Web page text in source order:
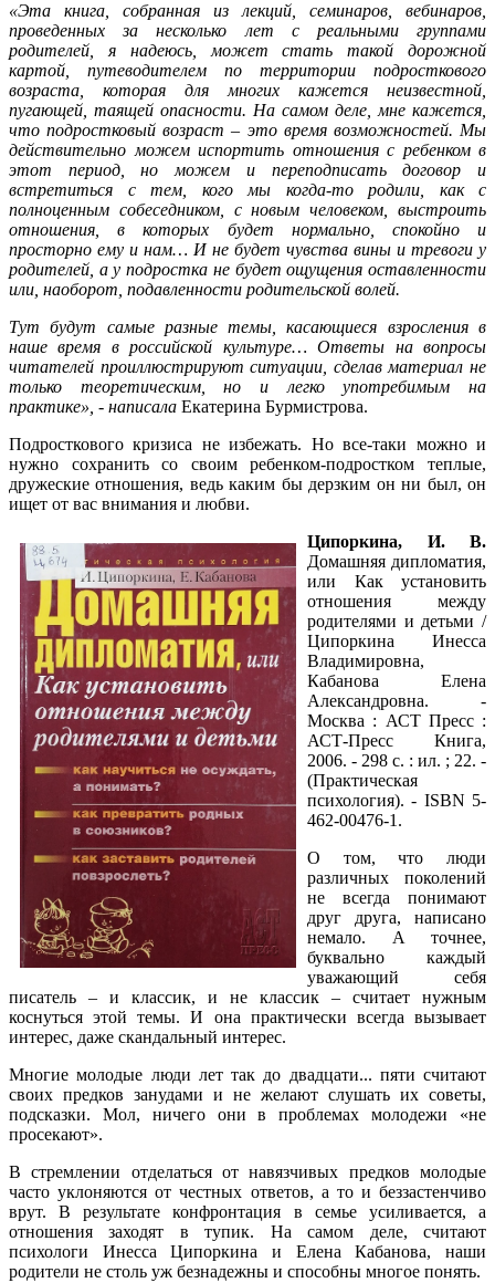
«Эта книга, собранная из лекций, семинаров, вебинаров,
проведенных за несколько лет с реальными группами
родителей, я надеюсь, может стать такой дорожной
картой, путеводителем по территории подросткового
возраста, которая для многих кажется неизвестной,
пугающей, таящей опасности. На самом деле, мне кажется,
что подростковый возраст – это время возможностей. Мы
действительно можем испортить отношения с ребенком в
этот период, но можем и переподписать договор и
встретиться с тем, кого мы когда-то родили, как с
полноценным собеседником, с новым человеком, выстроить
отношения, в которых будет нормально, спокойно и
просторно ему и нам… И не будет чувства вины и тревоги у
родителей, а у подростка не будет ощущения оставленности
или, наоборот, подавленности родительской волей.
Тут будут самые разные темы, касающиеся взросления в
наше время в российской культуре… Ответы на вопросы
читателей проиллюстрируют ситуации, сделав материал не
только теоретическим, но и легко употребимым на
практике», - написала Екатерина Бурмистрова.
Подросткового кризиса не избежать. Но все-таки можно и
нужно сохранить со своим ребенком-подростком теплые,
дружеские отношения, ведь каким бы дерзким он ни был, он
ищет от вас внимания и любви.
Ципоркина, И. В.
Домашняя дипломатия,
или Как установить
отношения между
родителями и детьми /
Ципоркина Инесса
Владимировна,
Кабанова Елена
Александровна. -
Москва : АСТ Пресс :
АСТ-Пресс Книга,
2006. - 298 с. : ил. ; 22. -
(Практическая
психология). - ISBN 5-
462-00476-1.
О том, что люди
различных поколений
не всегда понимают
друг друга, написано
немало. А точнее,
буквально каждый
уважающий себя
писатель – и классик, и не классик – считает нужным
коснуться этой темы. И она практически всегда вызывает
интерес, даже скандальный интерес.
Многие молодые люди лет так до двадцати... пяти считают
своих предков занудами и не желают слушать их советы,
подсказки. Мол, ничего они в проблемах молодежи «не
просекают».
В стремлении отделаться от навязчивых предков молодые
часто уклоняются от честных ответов, а то и беззастенчиво
врут. В результате конфронтация в семье усиливается, а
отношения заходят в тупик. На самом деле, считают
психологи Инесса Ципоркина и Елена Кабанова, наши
родители не столь уж безнадежны и способны многое понять.